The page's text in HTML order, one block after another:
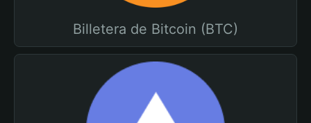
Billetera de Bitcoin (BTC)